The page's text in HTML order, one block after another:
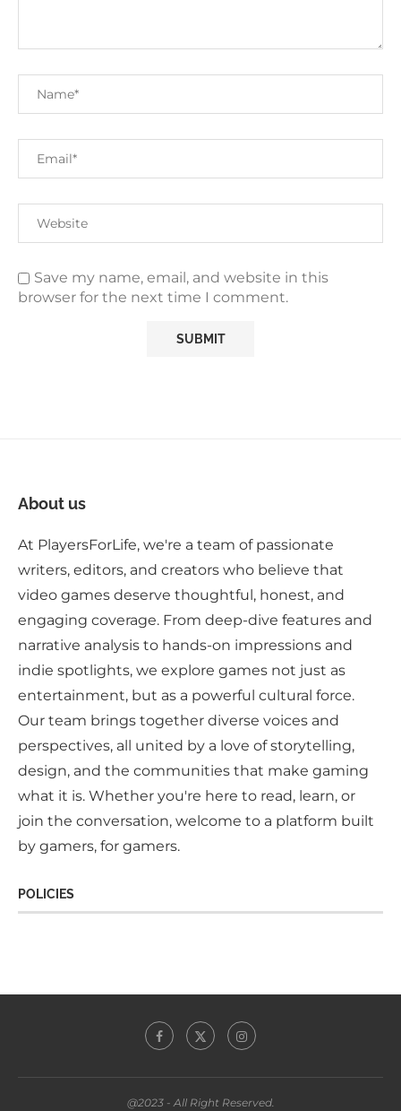
Save my name, email, and website in this
browser for the next time I comment.
About us
At PlayersForLife, we're a team of passionate
writers, editors, and creators who believe that
video games deserve thoughtful, honest, and
engaging coverage. From deep-dive features and
narrative analysis to hands-on impressions and
indie spotlights, we explore games not just as
entertainment, but as a powerful cultural force.
Our team brings together diverse voices and
perspectives, all united by a love of storytelling,
design, and the communities that make gaming
what it is. Whether you're here to read, learn, or
join the conversation, welcome to a platform built
by gamers, for gamers.
POLICIES
@2023 - All Right Reserved.